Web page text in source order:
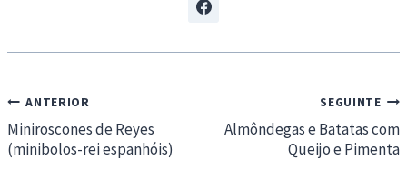
Navegação
de
artigos
ANTERIOR
Miniroscones de Reyes
(minibolos-rei espanhóis)
SEGUINTE
Almôndegas e Batatas com
Queijo e Pimenta